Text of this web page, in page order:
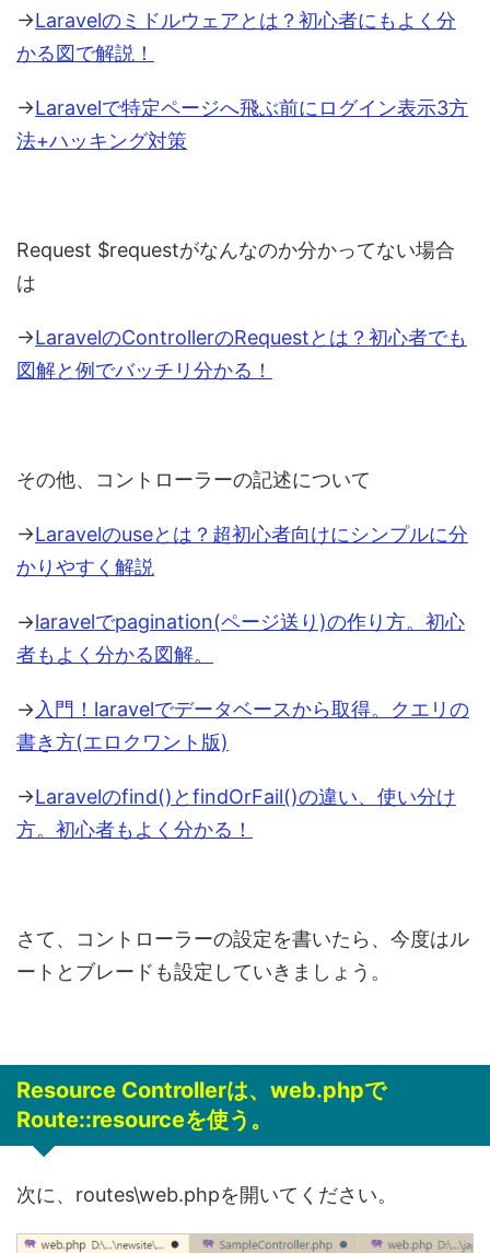
→Laravelのミドルウェアとは？初心者にもよく分
かる図で解説！
→Laravelで特定ページへ飛ぶ前にログイン表示3方
法+ハッキング対策
Request $requestがなんなのか分かってない場合
は
→LaravelのControllerのRequestとは？初心者でも
図解と例でバッチリ分かる！
その他、コントローラーの記述について
→Laravelのuseとは？超初心者向けにシンプルに分
かりやすく解説
→laravelでpagination(ページ送り)の作り方。初心
者もよく分かる図解。
→入門！laravelでデータベースから取得。クエリの
書き方(エロクワント版)
→Laravelのfind()とfindOrFail()の違い、使い分け
方。初心者もよく分かる！
さて、コントローラーの設定を書いたら、今度はル
ートとブレードも設定していきましょう。
Resource Controllerは、web.phpで
Route::resourceを使う。
次に、routes\web.phpを開いてください。